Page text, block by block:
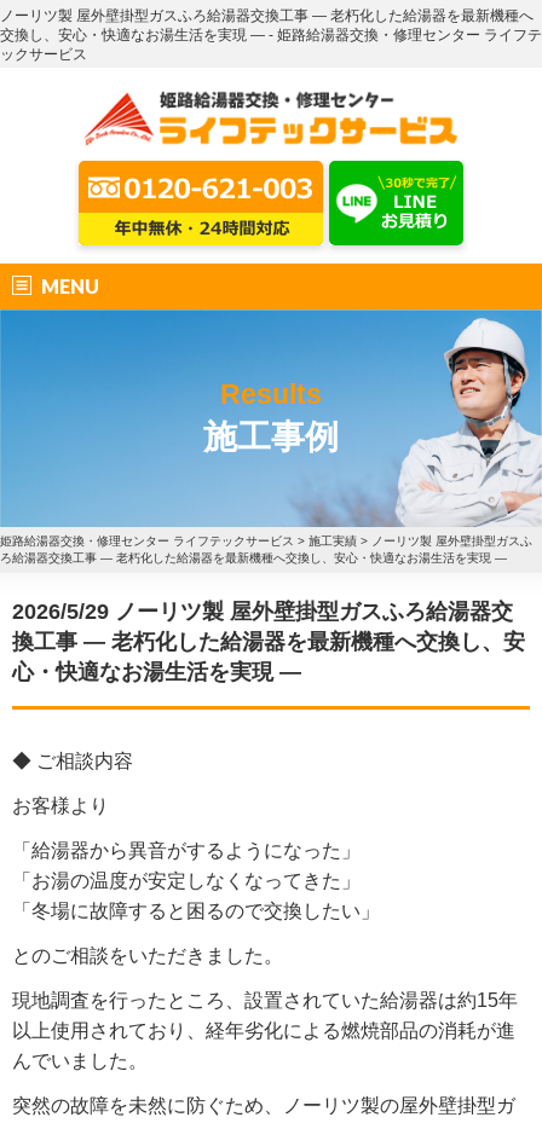
ノーリツ製 屋外壁掛型ガスふろ給湯器交換工事 ― 老朽化した給湯器を最新機種へ
交換し、安心・快適なお湯生活を実現 ― - 姫路給湯器交換・修理センター ライフテ
ックサービス
MENU
Results
施工事例
姫路給湯器交換・修理センター ライフテックサービス > 施工実績 > ノーリツ製 屋外壁掛型ガスふ
ろ給湯器交換工事 ― 老朽化した給湯器を最新機種へ交換し、安心・快適なお湯生活を実現 ―
2026/5/29 ノーリツ製 屋外壁掛型ガスふろ給湯器交
換工事 ― 老朽化した給湯器を最新機種へ交換し、安
心・快適なお湯生活を実現 ―
◆ ご相談内容
お客様より
「給湯器から異音がするようになった」
「お湯の温度が安定しなくなってきた」
「冬場に故障すると困るので交換したい」
とのご相談をいただきました。
現地調査を行ったところ、設置されていた給湯器は約15年
以上使用されており、経年劣化による燃焼部品の消耗が進
んでいました。
突然の故障を未然に防ぐため、ノーリツ製の屋外壁掛型ガ